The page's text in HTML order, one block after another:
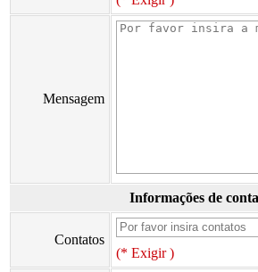
Mensagem
Informações de
Contatos
(* Exigir )